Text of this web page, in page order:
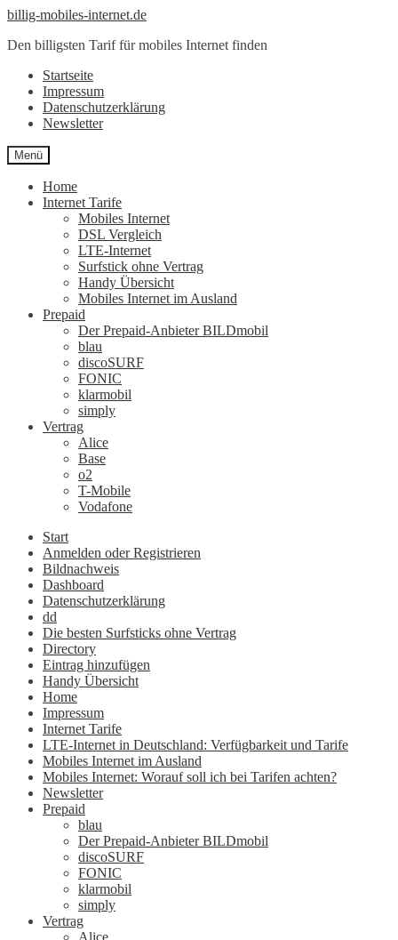
Zur
springen
Zum
springen
billig-mobiles-internet.de
Den billigsten Tarif für mobiles Internet finden
Startseite
Impressum
Datenschutzerklärung
Newsletter
Menü
Home
Internet Tarife
Mobiles Internet
DSL Vergleich
LTE-Internet
Surfstick ohne Vertrag
Handy Übersicht
Mobiles Internet im Ausland
Prepaid
Der Prepaid-Anbieter BILDmobil
blau
discoSURF
FONIC
klarmobil
simply
Vertrag
Alice
Base
o2
T-Mobile
Vodafone
Start
Anmelden oder Registrieren
Bildnachweis
Dashboard
Datenschutzerklärung
dd
Die besten Surfsticks ohne Vertrag
Directory
Eintrag hinzufügen
Handy Übersicht
Home
Impressum
Internet Tarife
LTE-Internet in Deutschland: Verfügbarkeit und Tarife
Mobiles Internet im Ausland
Mobiles Internet: Worauf soll ich bei Tarifen achten?
Newsletter
Prepaid
blau
Der Prepaid-Anbieter BILDmobil
discoSURF
FONIC
klarmobil
simply
Vertrag
Alice